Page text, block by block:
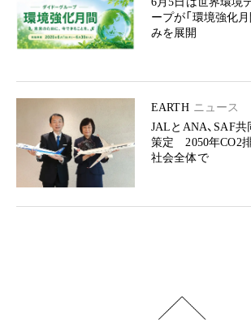
ープが「環境強化
みを展開
EARTH ニュース
JALとANA、SAF
策定 2050年CO2
社会全体で